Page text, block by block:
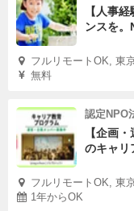
【人事
ンスを。
フルリモートOK, 東
無料
認定NPO
【企画
のキャリ
フルリモートOK, 東
1年からOK